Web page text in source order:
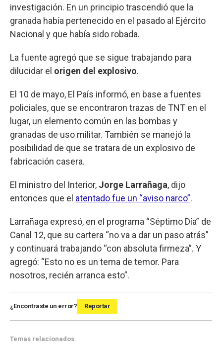
investigación. En un principio trascendió que la
granada había pertenecido en el pasado al Ejército
Nacional y que había sido robada.
La fuente agregó que se sigue trabajando para
dilucidar el origen del explosivo.
El 10 de mayo, El País informó, en base a fuentes
policiales, que se encontraron trazas de TNT en el
lugar, un elemento común en las bombas y
granadas de uso militar. También se manejó la
posibilidad de que se tratara de un explosivo de
fabricación casera.
El ministro del Interior, Jorge Larrañaga, dijo
entonces que el atentado fue un “aviso narco”.
Larrañaga expresó, en el programa “Séptimo Día” de
Canal 12, que su cartera “no va a dar un paso atrás”
y continuará trabajando “con absoluta firmeza”. Y
agregó: “Esto no es un tema de temor. Para
nosotros, recién arranca esto”.
¿Encontraste un error? Reportar
Temas relacionados